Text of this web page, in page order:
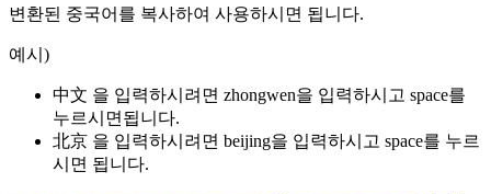
변환된 중국어를 복사하여 사용하시면 됩니다.
예시)
中文 을 입력하시려면 zhongwen을 입력하시고 space를
누르시면됩니다.
北京 을 입력하시려면 beijing을 입력하시고 space를 누르
시면 됩니다.